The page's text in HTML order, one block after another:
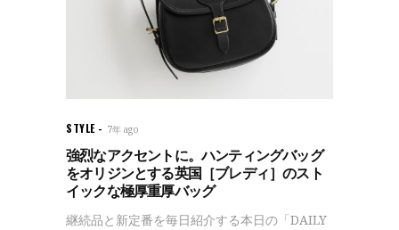
STYLE 7年 ago
強烈なアクセントに。ハンティングバッグ
をオリジンとする英国［ブレディ］のスト
イックな極厚重厚バッグ
継続品と新定番を毎日紹介する本日の「DAILY